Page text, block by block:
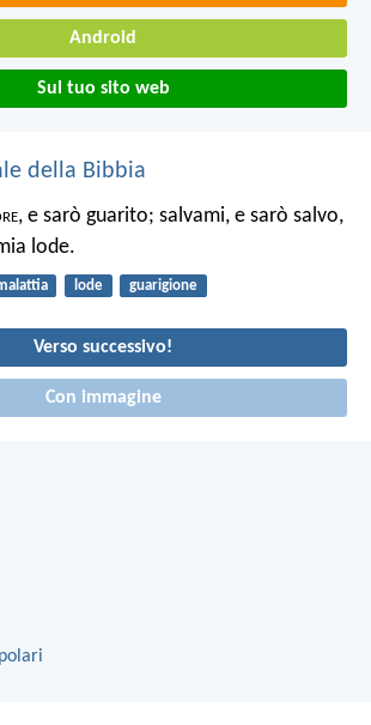
Android
Sul tuo sito web
della Bibbia
, e sarò guarito; salvami, e sarò salvo,
lode.
lode guarigione
Verso successivo!
Con immagine